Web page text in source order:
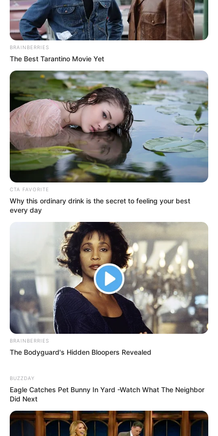
Instagram:@citraciki
TikTok:@inicitrakirana
YouTube:Ciky Citra Rezky
Tinggi, Berat, & Penampilan Fisik
Tinggi Badan: 173 cm
Berat Badan: 63-65 kg
Golongan Darah: –
Warna Rambut: Hitam
Warna Mata: Coklat
Warn Kulit: Putih
Ukuran Tubuh: –
Ukuran Sepatu: –
Ukuran Baju: –
SMA Harapan Ibu
Keluarga
Ayah: Iwan Siregar
Ibu: Yanny Christina
Saudara Laki-laki: –
Saudara Perempuan: Erica Putri, Fitria Agustina, Ladya
Anak: Keene Atharrazka Adhitya
Suami &Pacar
Andrew Andika
BRAINBERRIES
The Best Tarantino Movie Yet
CTA FAVORITE
Why this ordinary drink is the secret to feeling your best
every day
BRAINBERRIES
The Bodyguard's Hidden Bloopers Revealed
BUZZDAY
Eagle Catches Pet Bunny In Yard -Watch What The Neighbor
Did Next